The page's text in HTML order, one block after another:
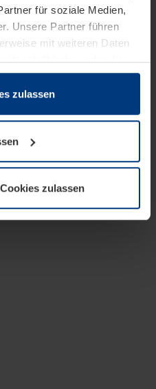
für soziale Medien,
Unsere Partner führen
mit weiteren Daten
haben oder die
der Dienste gesammelt
Seite unbedingt
Cookie-Typen benötigen
können Sie jederzeit
Website ändern oder
zulassen
zulassen